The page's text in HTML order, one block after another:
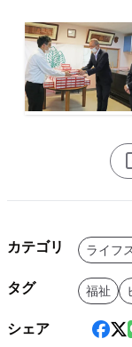
カテゴリ ライフ
タグ 福祉
シェア